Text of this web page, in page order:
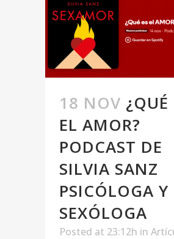
18 NOV ¿QUÉ
EL AMOR?
PODCAST DE
SILVIA SANZ
PSICÓLOGA Y
SEXÓLOGA
Posted at 23:12h in